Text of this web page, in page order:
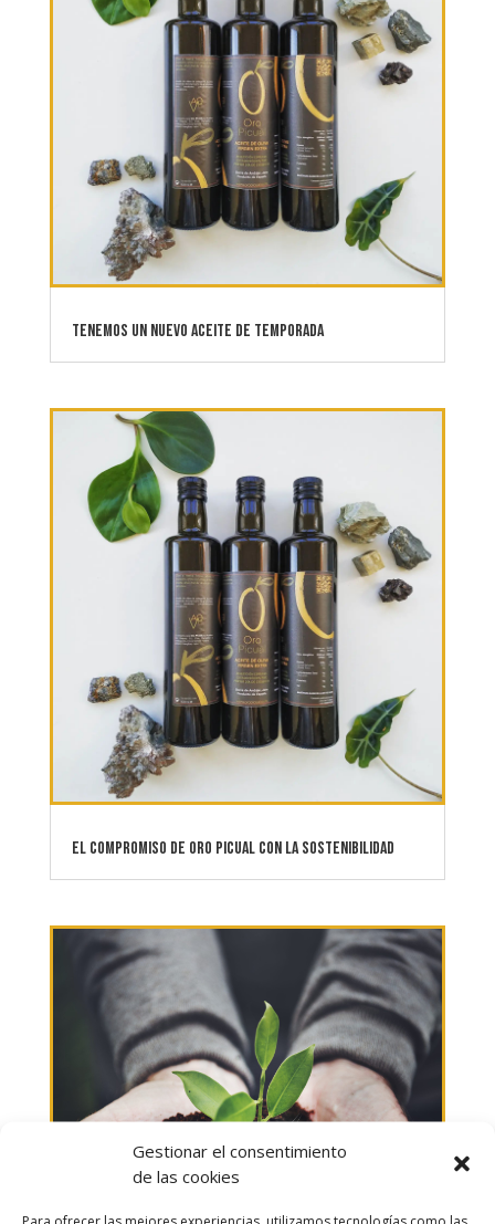
Gestionar el consentimiento
de las cookies
Para ofrecer las mejores experiencias, utilizamos tecnologías como las
Tenemos un nuevo aceite de temporada
El Compromiso de Oro Picual con la Sostenibilidad